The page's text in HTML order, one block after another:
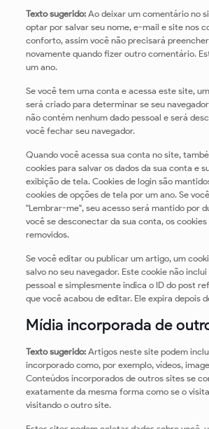
Texto sugerido: Ao deixar um comentário no
optar por salvar seu nome, e-mail e site nos
conforto, assim você não precisará
novamente quando fizer outro comentário.
um ano.
Se você tem uma conta e acessa este site,
será criado para determinar se seu
não contém nenhum dado pessoal e será
você fechar seu navegador.
Quando você acessa sua conta no site,
cookies para salvar os dados da sua conta e
exibição de tela. Cookies de login são
cookies de opções de tela por um ano. Se
"Lembrar-me", seu acesso será mantido por
você se desconectar da sua conta, os
removidos.
Se você editar ou publicar um artigo, um
salvo no seu navegador. Este cookie não
pessoal e simplesmente indica o ID do post
que você acabou de editar. Ele expira depois
Mídia incorporada de
Texto sugerido: Artigos neste site podem
incorporado como, por exemplo, vídeos,
Conteúdos incorporados de outros sites se
exatamente da mesma forma como se o
visitando o outro site.